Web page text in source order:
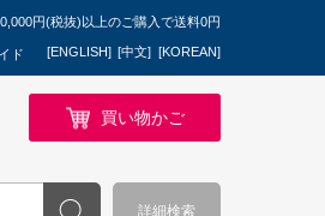
円(税抜)以上のご購入で送料0円
ド [ENGLISH] [中文] [KOREAN]
買い物かご
詳細検索